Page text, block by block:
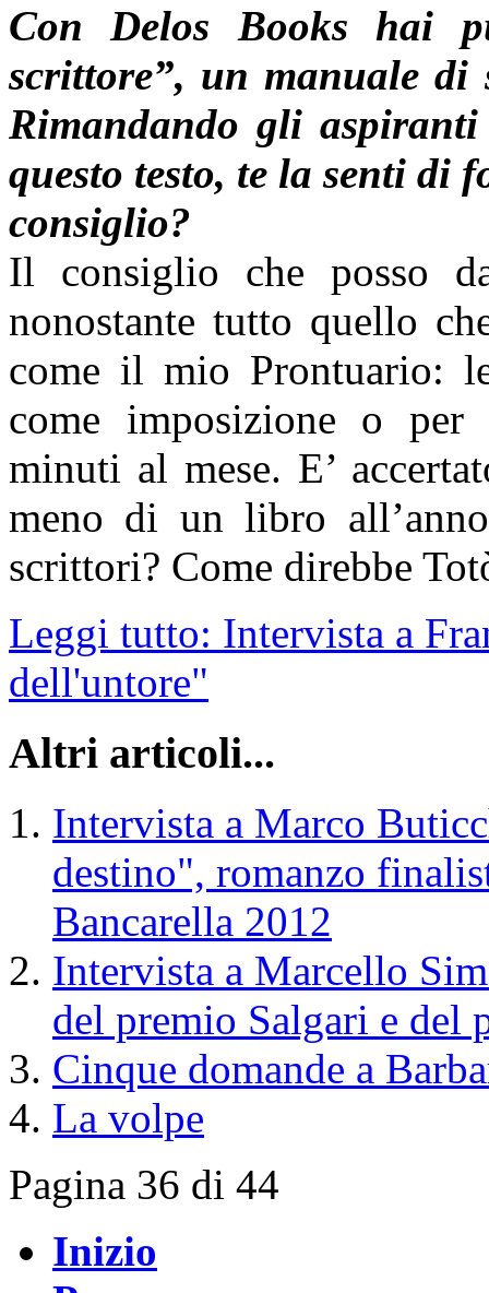
Con Delos Books hai
scrittore”, un manuale di
Rimandando gli
questo testo, te la senti di
consiglio?
Il consiglio che posso
nonostante tutto quello
come il mio Prontuario:
come imposizione o
minuti al mese. E’
meno di un libro
scrittori? Come direbbe
Leggi tutto: Intervista a
dell'untore"
Altri articoli...
Intervista a Marco
destino", romanzo
Bancarella 2012
Intervista a Marcello
del premio Salgari e del
Cinque domande a
La volpe
Pagina 36 di 44
Inizio